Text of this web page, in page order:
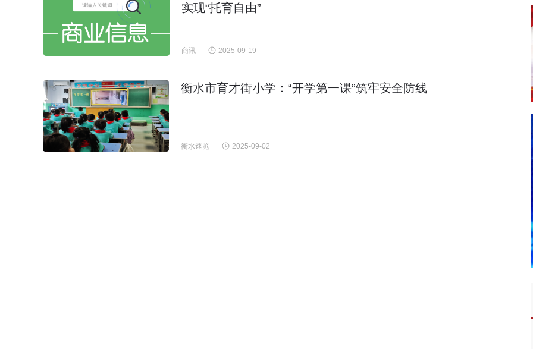
实现“托育自由”
商讯 2025-09-19
衡水市育才街小学：“开学第一课”筑牢安全防线
衡水速览 2025-09-02